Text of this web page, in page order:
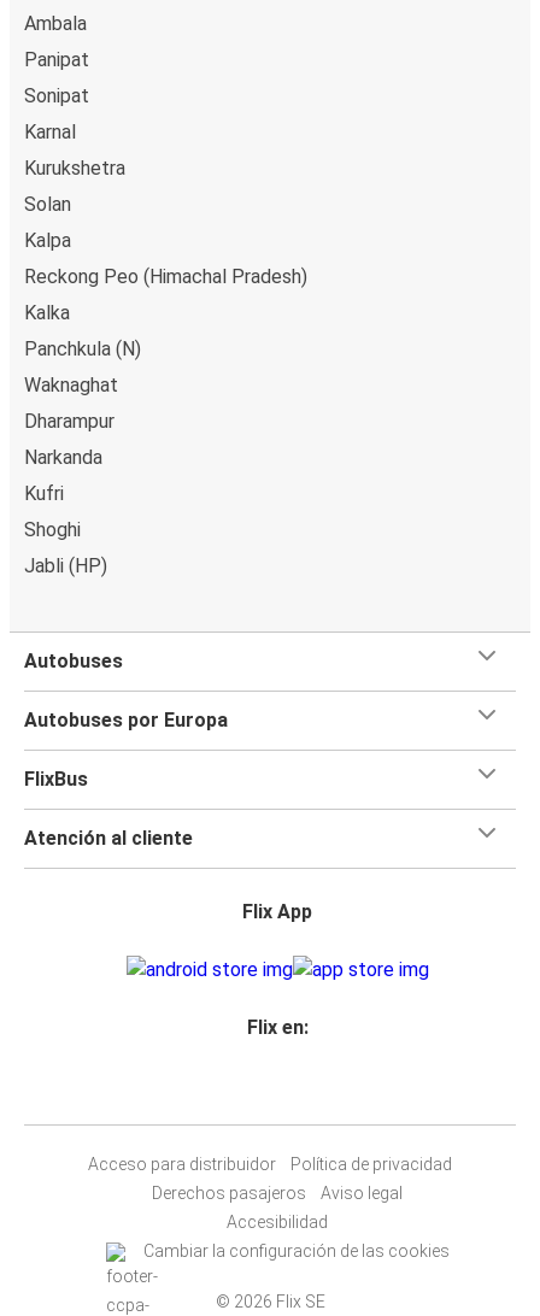
Ambala
Panipat
Sonipat
Karnal
Kurukshetra
Solan
Kalpa
Reckong Peo (Himachal Pradesh)
Kalka
Panchkula (N)
Waknaghat
Dharampur
Narkanda
Kufri
Shoghi
Jabli (HP)
Autobuses
Autobuses por Europa
FlixBus
Atención al cliente
Flix App
Flix en:
Acceso para distribuidor
Política de privacidad
Derechos pasajeros
Aviso legal
Accesibilidad
Cambiar la configuración de las cookies
© 2026 Flix SE